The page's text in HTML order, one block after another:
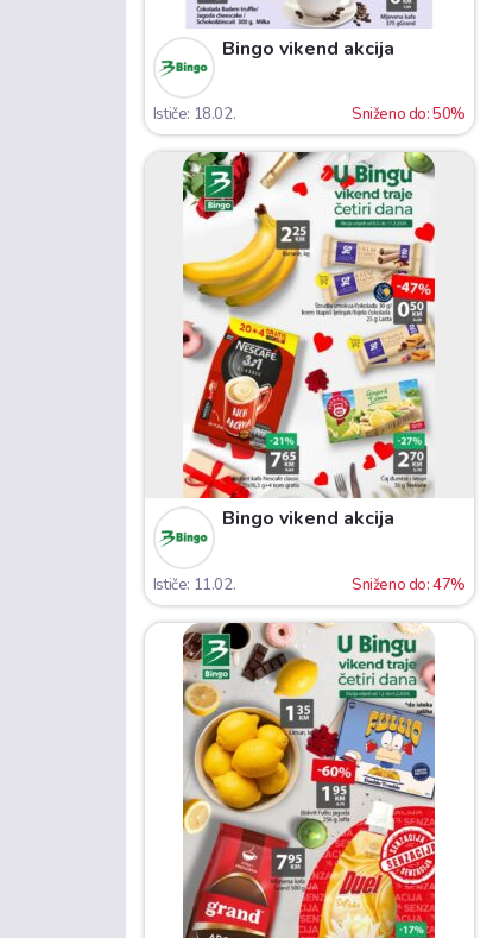
Bingo vikend akcija
Ističe: 18.02. Sniženo do: 50%
Bingo vikend akcija
Ističe: 11.02. Sniženo do: 47%